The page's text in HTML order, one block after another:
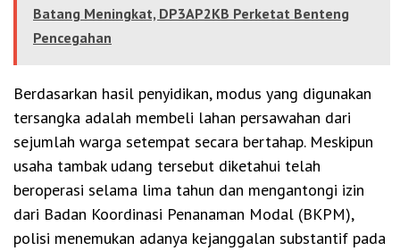
Batang Meningkat, DP3AP2KB Perketat Benteng
Pencegahan
Berdasarkan hasil penyidikan, modus yang digunakan
tersangka adalah membeli lahan persawahan dari
sejumlah warga setempat secara bertahap. Meskipun
usaha tambak udang tersebut diketahui telah
beroperasi selama lima tahun dan mengantongi izin
dari Badan Koordinasi Penanaman Modal (BKPM),
polisi menemukan adanya kejanggalan substantif pada